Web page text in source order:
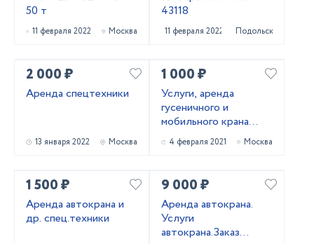
50 т
11 февраля 2022 Москва
43118
11 февраля 2022 Подольск
2 000 ₽
Аренда спецтехники
13 января 2022 Москва
1 000 ₽
Услуги, аренда
гусеничного и
мобильного крана
LIEBHERR
4 февраля 2021 Москва
1 500 ₽
Аренда автокрана и
др. спец.техники
9 000 ₽
Аренда автокрана.
Услуги
автокрана.Заказ